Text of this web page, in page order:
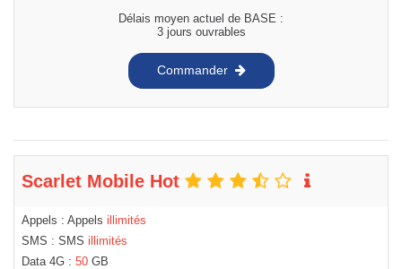
Délais moyen actuel de BASE :
3 jours ouvrables
Commander
Scarlet Mobile Hot
Appels : Appels illimités
SMS : SMS illimités
Data 4G : 50 GB